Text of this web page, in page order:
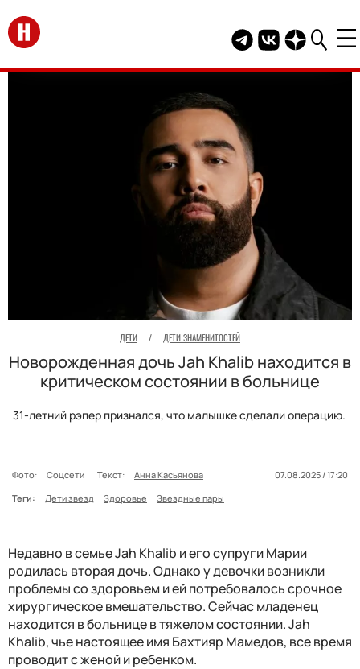
Перейти на главную
Telegram канал
Группа HELLO
Канал
ДЕТИ / ДЕТИ ЗНАМЕНИТОСТЕЙ
Новорожденная дочь Jah Khalib находится в
критическом состоянии в больнице
31-летний рэпер признался, что малышке сделали операцию.
Фото: Соцсети Текст: Анна Касьянова
07.08.2025 / 17:20
Теги:
Дети звезд Здоровье Звездные пары
Недавно в семье Jah Khalib и его супруги Марии
родилась вторая дочь. Однако у девочки возникли
проблемы со здоровьем и ей потребовалось срочное
хирургическое вмешательство. Сейчас младенец
находится в больнице в тяжелом состоянии. Jah
Khalib, чье настоящее имя Бахтияр Мамедов, все время
проводит с женой и ребенком.